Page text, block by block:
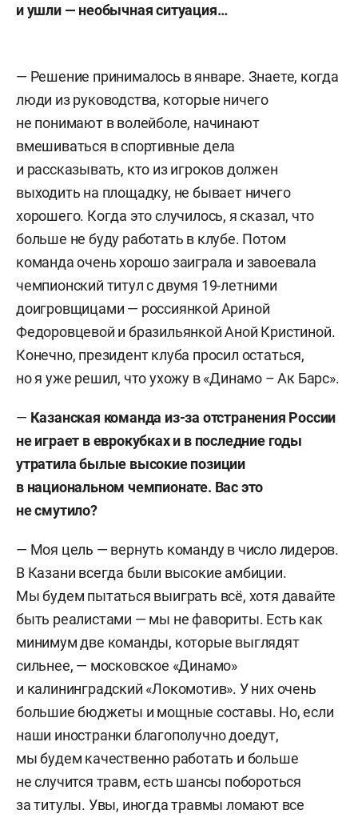
и ушли — необычная ситуация…
— Решение принималось в январе. Знаете, когда
люди из руководства, которые ничего
не понимают в волейболе, начинают
вмешиваться в спортивные дела
и рассказывать, кто из игроков должен
выходить на площадку, не бывает ничего
хорошего. Когда это случилось, я сказал, что
больше не буду работать в клубе. Потом
команда очень хорошо заиграла и завоевала
чемпионский титул с двумя 19-летними
доигровщицами — россиянкой Ариной
Федоровцевой и бразильянкой Аной Кристиной.
Конечно, президент клуба просил остаться,
но я уже решил, что ухожу в «Динамо – Ак Барс».
— Казанская команда из-за отстранения России
не играет в еврокубках и в последние годы
утратила былые высокие позиции
в национальном чемпионате. Вас это
не смутило?
— Моя цель — вернуть команду в число лидеров.
В Казани всегда были высокие амбиции.
Мы будем пытаться выиграть всё, хотя давайте
быть реалистами — мы не фавориты. Есть как
минимум две команды, которые выглядят
сильнее, — московское «Динамо»
и калининградский «Локомотив». У них очень
большие бюджеты и мощные составы. Но, если
наши иностранки благополучно доедут,
мы будем качественно работать и больше
не случится травм, есть шансы побороться
за титулы. Увы, иногда травмы ломают все